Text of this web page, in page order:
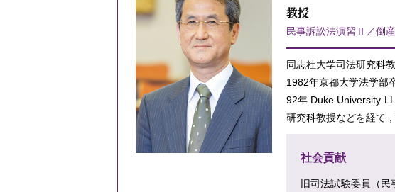
教授
民事訴訟法演習Ⅱ／倒
同志社大学司法研究科
1982年京都大学法学部
92年 Duke University
研究科教授などを経て
社会貢献
旧司法試験委員（